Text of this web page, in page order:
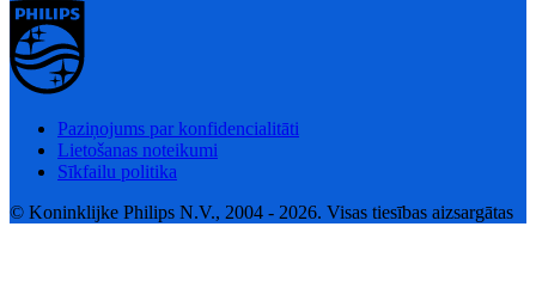
Paziņojums par konfidencialitāti
Lietošanas noteikumi
Sīkfailu politika
© Koninklijke Philips N.V., 2004 - 2026. Visas tiesības aizsargātas